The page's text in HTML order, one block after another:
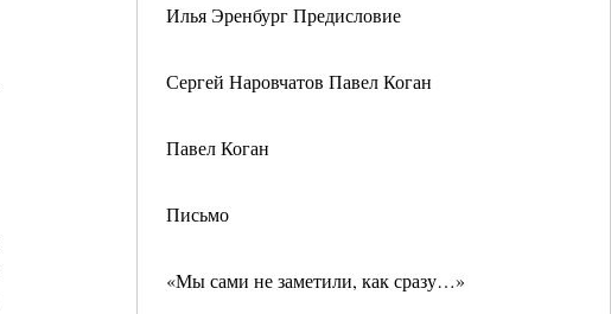
Илья Эренбург Предисловие
Сергей Наровчатов Павел Коган
Павел Коган
Письмо
«Мы сами не заметили, как сразу…»